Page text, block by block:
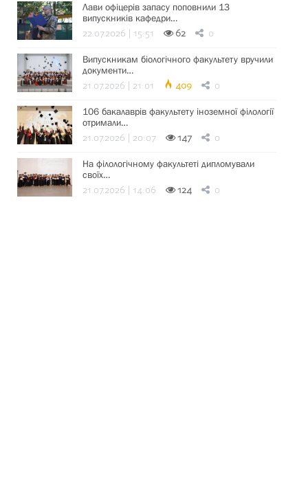
Лави офіцерів запасу поповнили 13
випускників кафедри…
22.07.2026 | 15:51 62 0
Випускникам біологічного факультету вручили
документи…
21.07.2026 | 21:01 409 0
106 бакалаврів факультету іноземної філології
отримали…
21.07.2026 | 20:07 147 0
На філологічному факультеті дипломували
своїх…
21.07.2026 | 14:06 124 0